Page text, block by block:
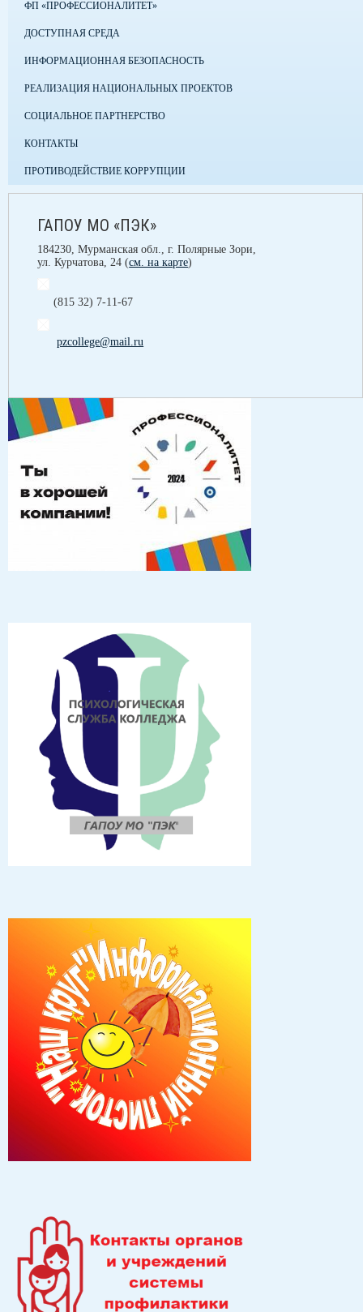
ФП «ПРОФЕССИОНАЛИТЕТ»
ДОСТУПНАЯ СРЕДА
ИНФОРМАЦИОННАЯ БЕЗОПАСНОСТЬ
РЕАЛИЗАЦИЯ НАЦИОНАЛЬНЫХ ПРОЕКТОВ
СОЦИАЛЬНОЕ ПАРТНЕРСТВО
КОНТАКТЫ
ПРОТИВОДЕЙСТВИЕ КОРРУПЦИИ
ГАПОУ МО «ПЭК»
184230, Мурманская обл., г. Полярные Зори,
ул. Курчатова, 24 (см. на карте)
(815 32) 7-11-67
pzcollege@mail.ru